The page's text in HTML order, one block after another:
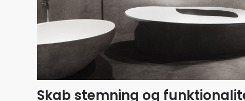
Skab stemning og